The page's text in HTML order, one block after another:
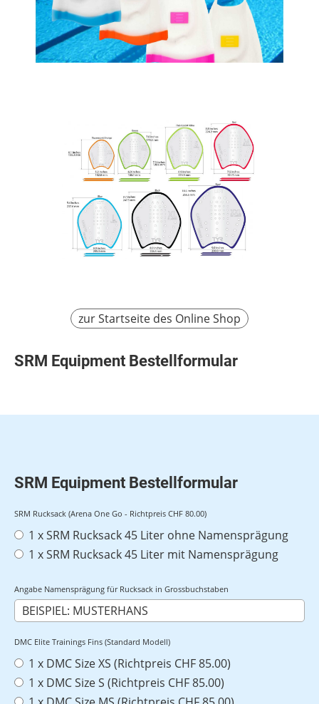
zur Startseite des Online Shop
SRM Equipment Bestellformular
SRM Equipment Bestellformular
SRM Rucksack (Arena One Go - Richtpreis CHF 80.00)
1 x SRM Rucksack 45 Liter ohne Namensprägung
1 x SRM Rucksack 45 Liter mit Namensprägung
Angabe Namensprägung für Rucksack in Grossbuchstaben
DMC Elite Trainings Fins (Standard Modell)
1 x DMC Size XS (Richtpreis CHF 85.00)
1 x DMC Size S (Richtpreis CHF 85.00)